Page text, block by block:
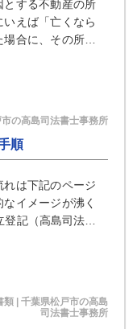
とする不動産の所
えば「亡くなら
合に、その所有
の高島司法書士事務所
順
は下記のページ
イメージが沸く
記（高島司法書
| 千葉県松戸市の高島
司法書士事務所